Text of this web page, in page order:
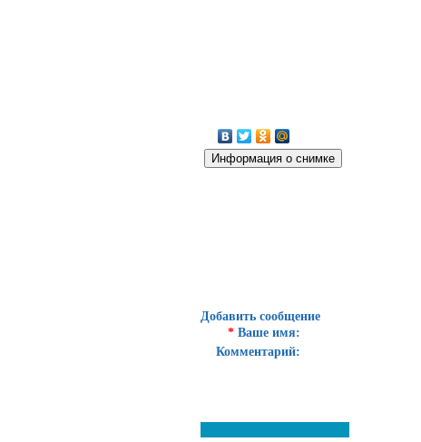
Добавить сообщение
* Ваше имя:
Комментарий: